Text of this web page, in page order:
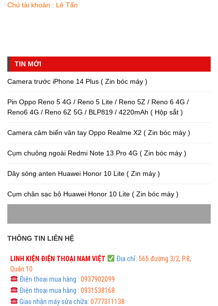
Chủ tài khoản : Lê Tấn
TIN MỚI
Camera trước iPhone 14 Plus ( Zin bóc máy )
Pin Oppo Reno 5 4G / Reno 5 Lite / Reno 5Z / Reno 6 4G /
Reno6 4G / Reno 6Z 5G / BLP819 / 4220mAh ( Hộp sắt )
Camera cảm biến vân tay Oppo Realme X2 ( Zin bóc máy )
Cụm chuông ngoài Redmi Note 13 Pro 4G ( Zin bóc máy )
Dây sóng anten Huawei Honor 10 Lite ( Zin máy )
Cụm chân sạc bộ Huawei Honor 10 Lite ( Zin bóc máy )
THÔNG TIN LIÊN HỆ
LINH KIỆN ĐIỆN THOẠI NAM VIỆT Địa chỉ: 565 đường 3/2, P.8,
Quận 10
Điện thoại mua hàng : 0937902099
Điện thoại mua hàng : 0931538168
Giao nhận máy sửa chữa: 0777311138